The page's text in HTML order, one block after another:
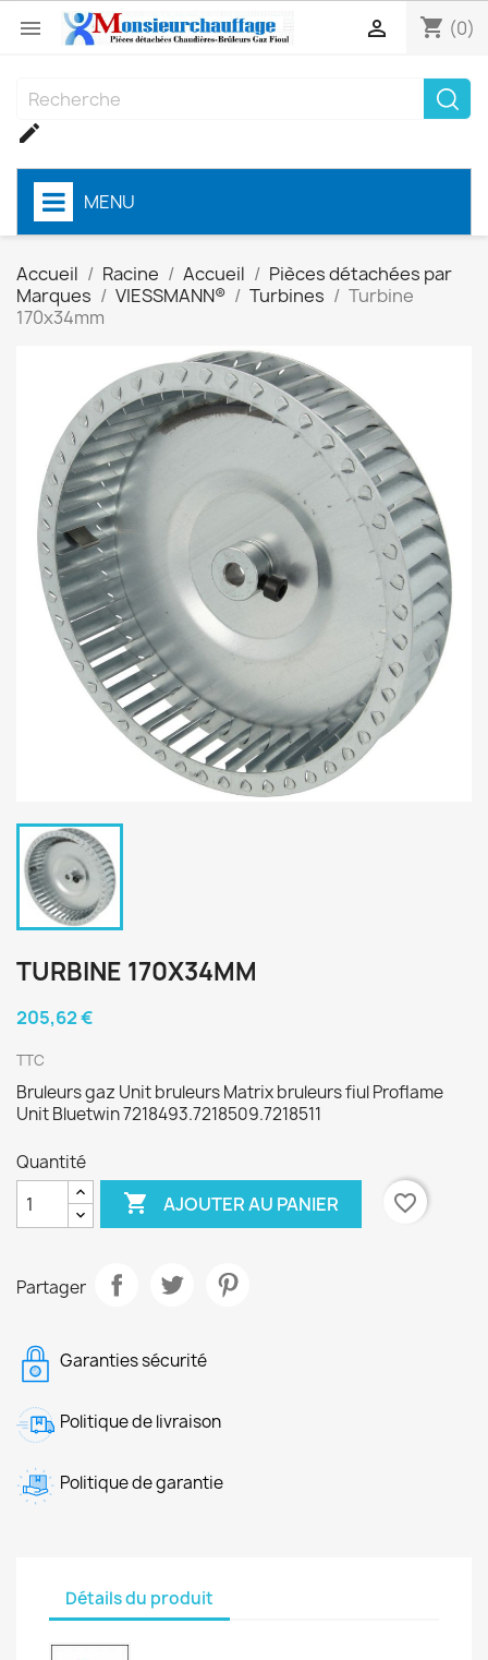
 shopping_cart (0)


MENU
Accueil Racine Accueil
Pièces détachées par
Marques
VIESSMANN® Turbines
Turbine
170x34mm
TURBINE 170X34MM
205,62 €
TTC
Bruleurs gaz Unit bruleurs Matrix bruleurs fiul Proflame
Unit Bluetwin 7218493.7218509.7218511
Quantité
 AJOUTER AU PANIER favorite_border
Partager
Garanties sécurité
Politique de livraison
Politique de garantie
Détails du produit